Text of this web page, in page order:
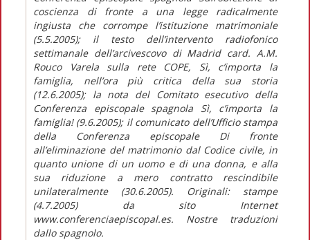
coscienza di fronte a una legge radicalmente
ingiusta che corrompe l’istituzione matrimoniale
(5.5.2005); il testo dell’intervento radiofonico
settimanale dell’arcivescovo di Madrid card. A.M.
Rouco Varela sulla rete COPE, Sì, c’importa la
famiglia, nell’ora più critica della sua storia
(12.6.2005); la nota del Comitato esecutivo della
Conferenza episcopale spagnola Sì, c’importa la
famiglia! (9.6.2005); il comunicato dell’Ufficio stampa
della Conferenza episcopale Di fronte
all’eliminazione del matrimonio dal Codice civile, in
quanto unione di un uomo e di una donna, e alla
sua riduzione a mero contratto rescindibile
unilateralmente (30.6.2005). Originali: stampe
(4.7.2005) da sito Internet
www.conferenciaepiscopal.es. Nostre traduzioni
dallo spagnolo.